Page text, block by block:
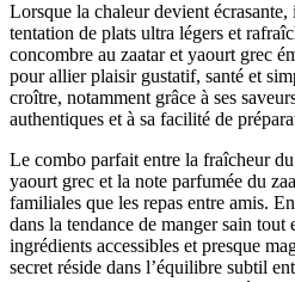
Lorsque la chaleur devient
tentation de plats ultra légers et
concombre au zaatar et yaourt grec
pour allier plaisir gustatif, santé et
croître, notamment grâce à ses
authentiques et à sa facilité de
Le combo parfait entre la fraîcheur
yaourt grec et la note parfumée du
familiales que les repas entre amis.
dans la tendance de manger sain tout
ingrédients accessibles et presque
secret réside dans l’équilibre subtil